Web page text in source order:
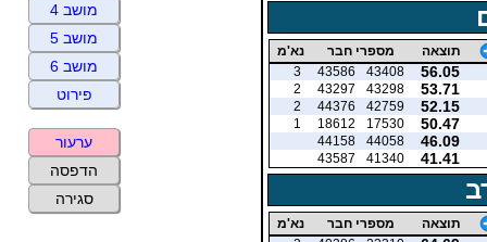
תוצאה מספרי חבר נא'מ
56.05
43408
43586
3
53.71
43298
43297
2
52.15
42759
44376
2
50.47
17530
18612
1
46.09
44058
44158
41.41
41340
43587
תוצאה מספרי חבר נא'מ
מושב 4
מושב 5
מושב 6
פירוט
ערעור
הדפסה
סגירה